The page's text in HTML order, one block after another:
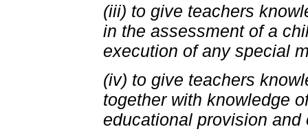
(iii) to give teachers
in the assessment of a
execution of any special
(iv) to give teachers
together with knowledge
educational provision